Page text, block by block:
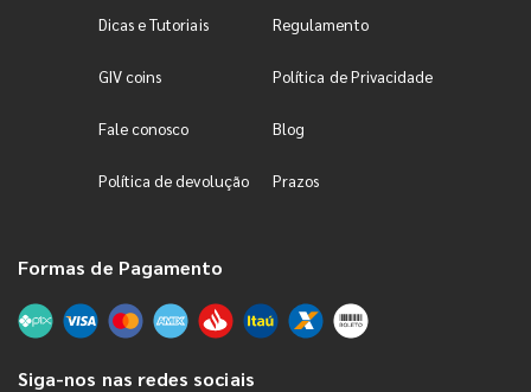
Dicas e Tutoriais Regulamento
GIV coins Política de Privacidade
Fale conosco Blog
Política de devolução Prazos
Formas de Pagamento
Siga-nos nas redes sociais